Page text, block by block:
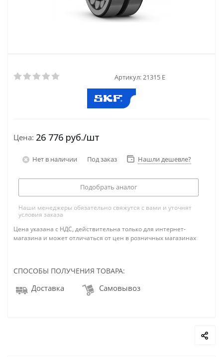
Артикул: 21315 E
Цена: 26 776 руб./шт
Нет в наличии Под заказ Нашли дешевле?
Подобрать аналог
Наши менеджеры обязательно свяжутся с вами и уточнят
условия заказа
Цена указана с НДС, действительна только для интернет-
магазина и может отличаться от цен в розничных магазинах
СПОСОБЫ ПОЛУЧЕНИЯ ТОВАРА:
Доставка Самовывоз